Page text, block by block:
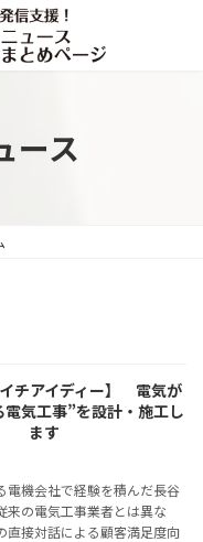
ース
イチアイディー】 電気が
気工事”を設計・施工し
ます
電機会社で経験を積んだ長谷
来の電気工事業者とは異な
直接対話による顧客満足度向